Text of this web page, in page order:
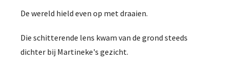
De wereld hield even op met draaien.
Die schitterende lens kwam van de grond steeds
dichter bij Martineke's gezicht.